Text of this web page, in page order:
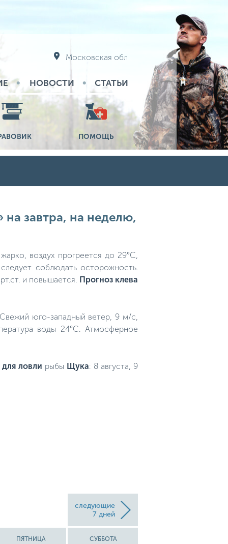
Московская обл
НОВОСТИ СТАТЬИ
ПОМОЩЬ
завтра, на неделю,
воздух прогреется до 29°C,
соблюдать осторожность.
и повышается. Прогноз клева
юго-западный ветер, 9 м/с,
воды 24°C. Атмосферное
ловли рыбы Щука: 8 августа, 9
следующие
7 дней
ПЯТНИЦА СУББОТА